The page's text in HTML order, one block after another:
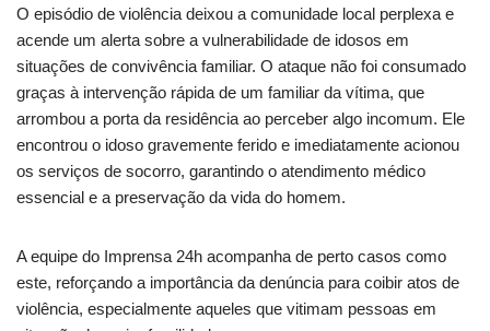
O episódio de violência deixou a comunidade local perplexa e
acende um alerta sobre a vulnerabilidade de idosos em
situações de convivência familiar. O ataque não foi consumado
graças à intervenção rápida de um familiar da vítima, que
arrombou a porta da residência ao perceber algo incomum. Ele
encontrou o idoso gravemente ferido e imediatamente acionou
os serviços de socorro, garantindo o atendimento médico
essencial e a preservação da vida do homem.
A equipe do Imprensa 24h acompanha de perto casos como
este, reforçando a importância da denúncia para coibir atos de
violência, especialmente aqueles que vitimam pessoas em